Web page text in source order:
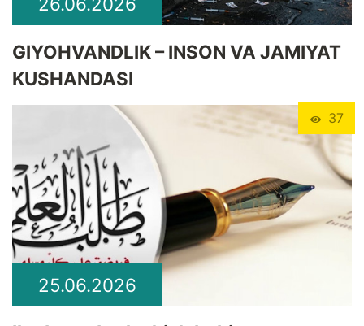
GIYOHVANDLIK – INSON VA JAMIYAT
KUSHANDASI
37
25.06.2026